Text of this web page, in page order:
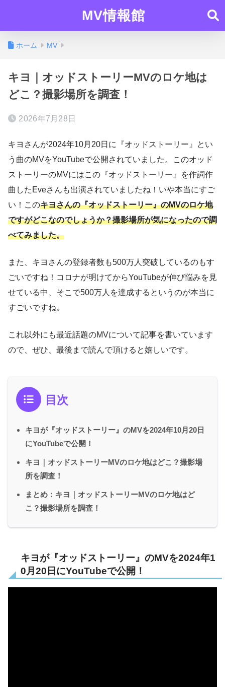
MV情報館
ホーム MV
キヨ｜オッドストーリーMVのロケ地は
どこ？撮影場所を調査！
2026年7月28日
キヨさんが2024年10月20日に『オッドストーリー』とい
う曲のMVをYouTubeで公開されていました。このオッド
ストーリーのMVにはこの『オッドストーリー』を作詞作
曲したEveさんも出演されていましたね！いや本当にすご
い！このキヨさんの『オッドストーリー』のMVのロケ地
ですがどこなのでしょうか？撮影場所が気になったので調
べてみました。
また、キヨさんの登録者数も500万人突破しているのもす
ごいですね！コロナが明けてからYouTubeが伸び悩みを見
せている中、そこで500万人を達成するというのが本当に
すごいですね。
これ以外にも最近話題のMVについて記事を書いています
ので、ぜひ、最後まで読んで頂けると嬉しいです。
目次
キヨが『オッドストーリー』のMVを2024年10月20日
にYouTubeで公開！
キヨ｜オッドストーリーMVのロケ地はどこ？撮影場
所を調査！
まとめ：キヨ｜オッドストーリーMVのロケ地はど
こ？撮影場所を調査！
キヨが『オッドストーリー』のMVを2024年1
0月20日にYouTubeで公開！